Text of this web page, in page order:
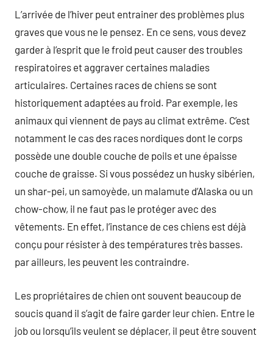
L’arrivée de l’hiver peut entrainer des problèmes plus
graves que vous ne le pensez. En ce sens, vous devez
garder à l’esprit que le froid peut causer des troubles
respiratoires et aggraver certaines maladies
articulaires. Certaines races de chiens se sont
historiquement adaptées au froid. Par exemple, les
animaux qui viennent de pays au climat extrême. C’est
notamment le cas des races nordiques dont le corps
possède une double couche de poils et une épaisse
couche de graisse. Si vous possédez un husky sibérien,
un shar-pei, un samoyède, un malamute d’Alaska ou un
chow-chow, il ne faut pas le protéger avec des
vêtements. En effet, l’instance de ces chiens est déjà
conçu pour résister à des températures très basses.
par ailleurs, les peuvent les contraindre.
Les propriétaires de chien ont souvent beaucoup de
soucis quand il s’agit de faire garder leur chien. Entre le
job ou lorsqu’ils veulent se déplacer, il peut être souvent